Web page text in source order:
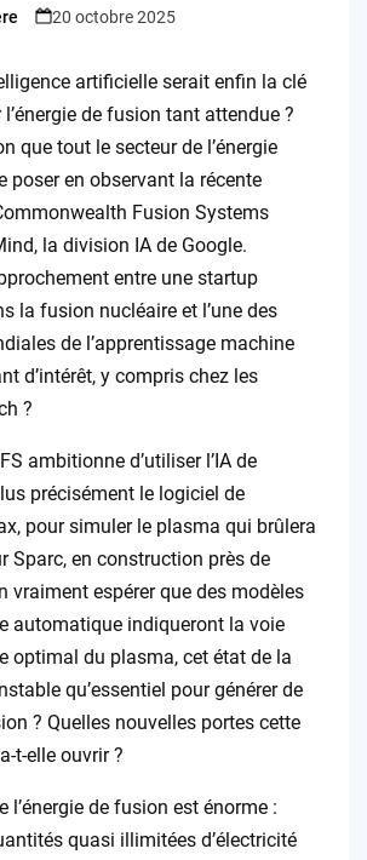
20 octobre 2025
artificielle serait enfin la clé
de fusion tant attendue ?
que tout le secteur de l’énergie
poser en observant la récente
Fusion Systems
la division IA de Google.
entre une startup
la fusion nucléaire et l’une des
de l’apprentissage machine
d’intérêt, y compris chez les
?
ambitionne d’utiliser l’IA de
précisément le logiciel de
pour simuler le plasma qui brûlera
Sparc, en construction près de
vraiment espérer que des modèles
automatique indiqueront la voie
optimal du plasma, cet état de la
qu’essentiel pour générer de
? Quelles nouvelles portes cette
t-elle ouvrir ?
l’énergie de fusion est énorme :
quasi illimitées d’électricité